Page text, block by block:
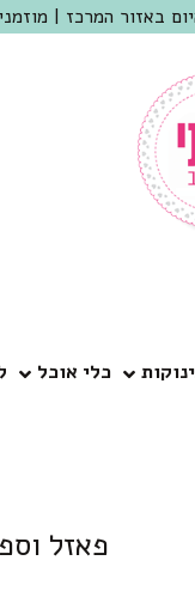
כלי אוכל
פאזל וספר – 25 חלקים עם